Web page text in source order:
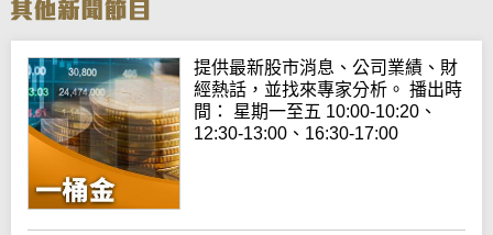
提供最新股市消息、公司業績、財
經熱話，並找來專家分析。 播出時
間： 星期一至五 10:00-10:20、
12:30-13:00、16:30-17:00